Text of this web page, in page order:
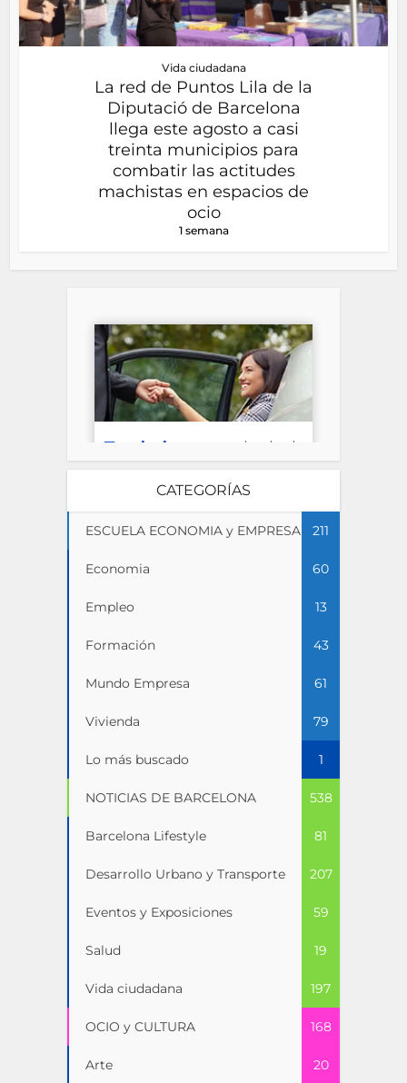
Vida ciudadana
La red de Puntos Lila de la
Diputació de Barcelona
llega este agosto a casi
treinta municipios para
combatir las actitudes
machistas en espacios de
ocio
1 semana
CATEGORÍAS
ESCUELA ECONOMIA y EMPRESA 211
Economia 60
Empleo 13
Formación 43
Mundo Empresa 61
Vivienda 79
Lo más buscado 1
NOTICIAS DE BARCELONA 538
Barcelona Lifestyle 81
Desarrollo Urbano y Transporte 207
Eventos y Exposiciones 59
Salud 19
Vida ciudadana 197
OCIO y CULTURA 168
Arte 20